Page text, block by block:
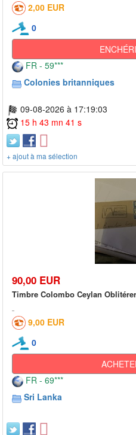
2,00 EUR
0
FR - 59***
Colonies britanniques
09-08-2026 à 17:19:03
15 h 43 mn 41 s
+ ajout à ma sélection
90,00 EUR
Timbre Colombo Ceylan
9,00 EUR
0
FR - 69***
Sri Lanka